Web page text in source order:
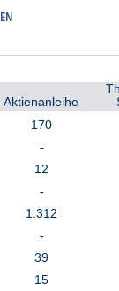
Aktienanleihe
170
-
12
-
1.312
-
39
15